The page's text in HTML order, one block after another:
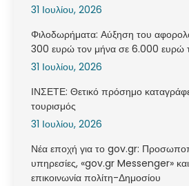
31 Ιουλίου, 2026
Φιλοδωρήματα: Αύξηση του
300 ευρώ τον μήνα σε 6.000 ευρώ
31 Ιουλίου, 2026
ΙΝΣΕΤΕ: Θετικό πρόσημο
τουρισμός
31 Ιουλίου, 2026
Νέα εποχή για το gov.gr:
υπηρεσίες, «gov.gr Messenger»
επικοινωνία πολίτη-Δημοσίου